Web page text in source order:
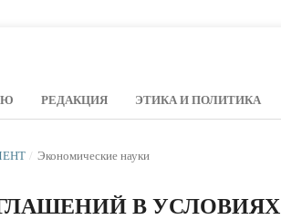
РЕДАКЦИЯ ЭТИКА И ПОЛИТИКА
/ Экономические науки
В УСЛОВИЯХ